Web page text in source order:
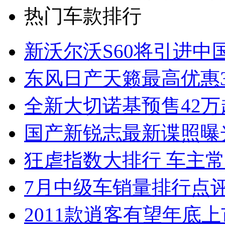
热门车款排行
新沃尔沃S60将引进中
东风日产天籁最高优
全新大切诺基预售42
国产新锐志最新谍照
狂虐指数大排行 车主
7月中级车销量排行点
2011款逍客有望年底